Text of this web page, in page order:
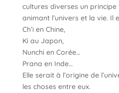
cultures diverses un
animant l’univers et la vie. Il
Ch’i en Chine,
Ki au Japon,
Nunchi en Corée…
Prana en Inde…
Elle serait à l’origine de
les choses entre eux.